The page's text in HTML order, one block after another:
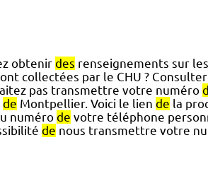
obtenir des renseignements sur
collectées par le CHU ?
pas transmettre votre numéro
de Montpellier. Voici le lien de la
numéro de votre téléphone
de nous transmettre votre